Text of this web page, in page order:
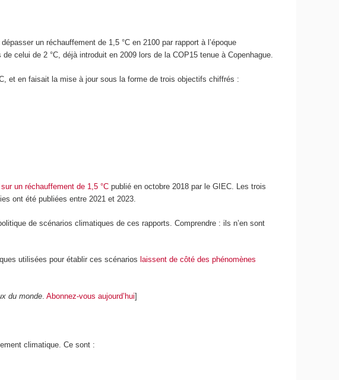
un réchauffement de 1,5 °C en 2100 par rapport à l’époque
celui de 2 °C, déjà introduit en 2009 lors de la COP15 tenue à Copenhague.
et en faisait la mise à jour sous la forme de trois objectifs chiffrés :
un réchauffement de 1,5 °C publié en octobre 2018 par le GIEC. Les trois
ont été publiées entre 2021 et 2023.
de scénarios climatiques de ces rapports. Comprendre : ils n’en sont
utilisées pour établir ces scénarios laissent de côté des phénomènes
du monde .Abonnez-vous aujourd’hui]
climatique. Ce sont :